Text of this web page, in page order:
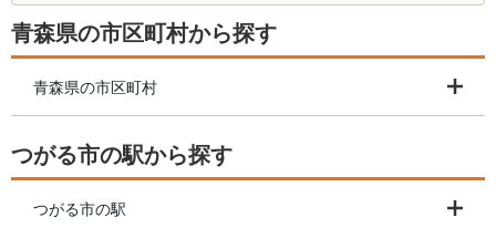
青森県の市区町村から探す
青森県の市区町村
つがる市の駅から探す
つがる市の駅